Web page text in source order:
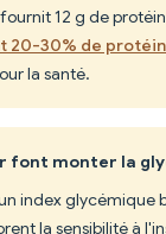
12 g de
20-30% de
la santé.
font monter la
index glycémique
la sensibilité à